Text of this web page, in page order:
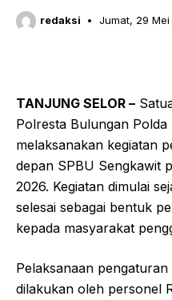
redaksi Jumat, 29
TANJUNG SELOR –
Polresta Bulungan
melaksanakan kegiatan
depan SPBU Sengkawit
2026. Kegiatan dimulai
selesai sebagai bentuk
kepada masyarakat
Pelaksanaan
dilakukan oleh personel